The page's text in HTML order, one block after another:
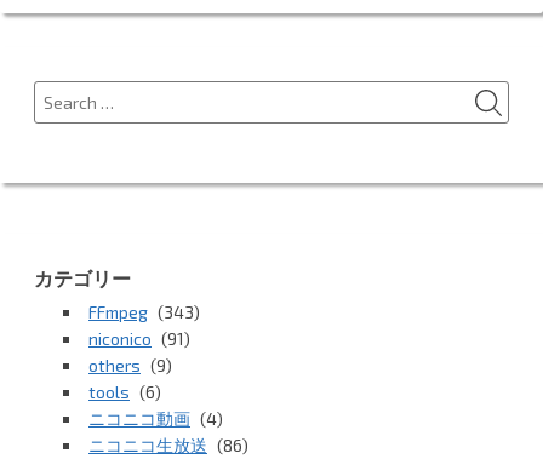
Search
for:
カテゴリー
FFmpeg (343)
niconico (91)
others (9)
tools (6)
ニコニコ動画 (4)
ニコニコ生放送 (86)